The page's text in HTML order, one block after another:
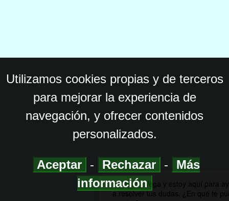
Utilizamos cookies propias y de terceros
para mejorar la experiencia de
navegación, y ofrecer contenidos
personalizados.
Aceptar - Rechazar -
Más
información